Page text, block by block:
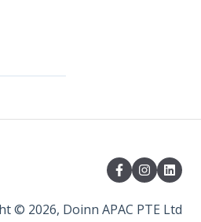
© 2026, Doinn APAC PTE Ltd